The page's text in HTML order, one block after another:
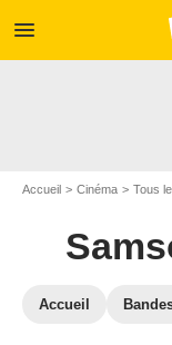
menu
Accueil Cinéma Tous
Accueil